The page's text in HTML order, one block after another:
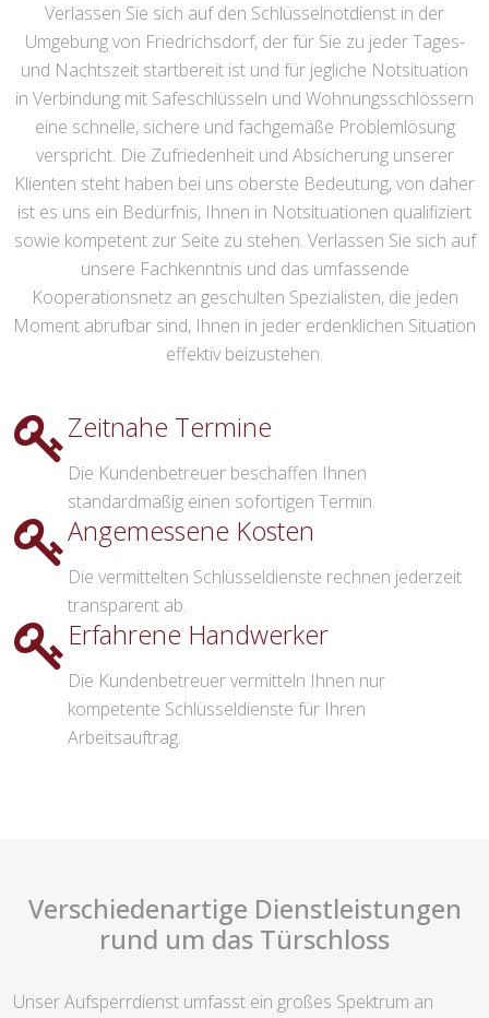
Verlassen Sie sich auf den Schlüsselnotdienst in der
Umgebung von Friedrichsdorf, der für Sie zu jeder Tages-
und Nachtszeit startbereit ist und für jegliche Notsituation
in Verbindung mit Safeschlüsseln und Wohnungsschlössern
eine schnelle, sichere und fachgemäße Problemlösung
verspricht. Die Zufriedenheit und Absicherung unserer
Klienten steht haben bei uns oberste Bedeutung, von daher
ist es uns ein Bedürfnis, Ihnen in Notsituationen qualifiziert
sowie kompetent zur Seite zu stehen. Verlassen Sie sich auf
unsere Fachkenntnis und das umfassende
Kooperationsnetz an geschulten Spezialisten, die jeden
Moment abrufbar sind, Ihnen in jeder erdenklichen Situation
effektiv beizustehen.
Zeitnahe Termine
Die Kundenbetreuer beschaffen Ihnen
standardmäßig einen sofortigen Termin.
Angemessene Kosten
Die vermittelten Schlüsseldienste rechnen jederzeit
transparent ab.
Erfahrene Handwerker
Die Kundenbetreuer vermitteln Ihnen nur
kompetente Schlüsseldienste für Ihren
Arbeitsauftrag.
Verschiedenartige Dienstleistungen
rund um das Türschloss
Unser Aufsperrdienst umfasst ein großes Spektrum an